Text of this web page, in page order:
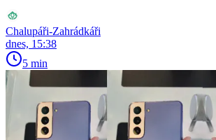
Chalupáři-Zahrádkáři
dnes, 15:38
5 min